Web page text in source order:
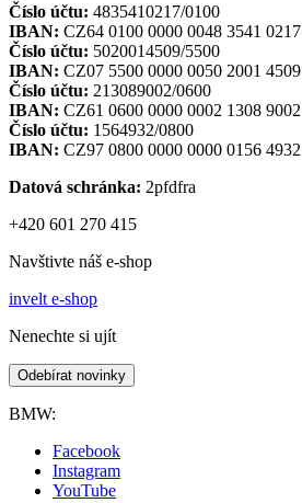
Číslo účtu: 4835410217/0100
IBAN: CZ64 0100 0000 0048 3541 0217
Číslo účtu: 5020014509/5500
IBAN: CZ07 5500 0000 0050 2001 4509
Číslo účtu: 213089002/0600
IBAN: CZ61 0600 0000 0002 1308 9002
Číslo účtu: 1564932/0800
IBAN: CZ97 0800 0000 0000 0156 4932
Datová schránka: 2pfdfra
+420 601 270 415
Navštivte náš e-shop
invelt e-shop
Nenechte si ujít
Odebírat novinky
BMW:
Facebook
Instagram
YouTube